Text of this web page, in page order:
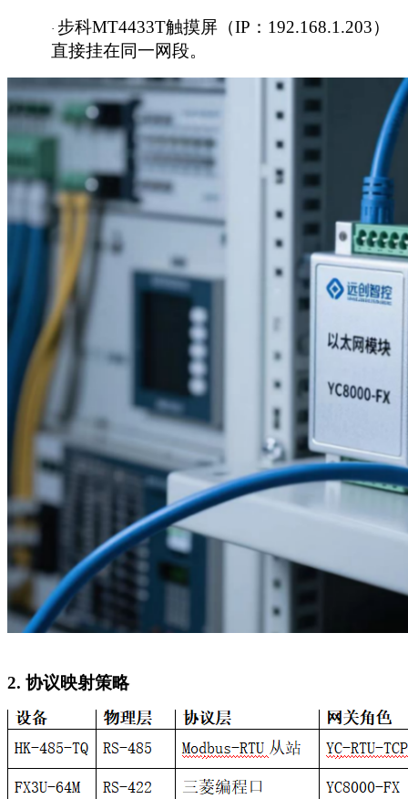
· 步科MT4433T触摸屏（IP：192.168.1.203）
直接挂在同一网段。
2. 协议映射策略